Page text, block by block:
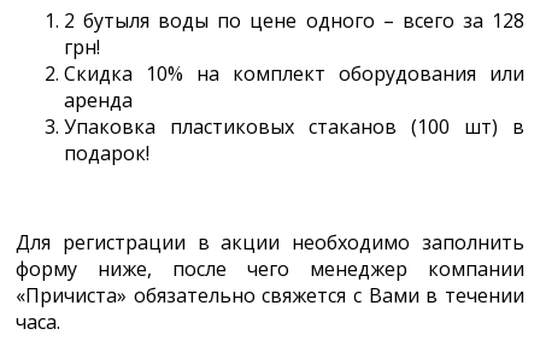
2 бутыля воды по цене одного – всего за 128
грн!
Скидка 10% на комплект оборудования или
аренда
Упаковка пластиковых стаканов (100 шт) в
подарок!
Для регистрации в акции необходимо заполнить
форму ниже, после чего менеджер компании
«Причиста» обязательно свяжется с Вами в течении
часа.